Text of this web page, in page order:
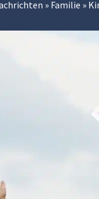
» Familie »